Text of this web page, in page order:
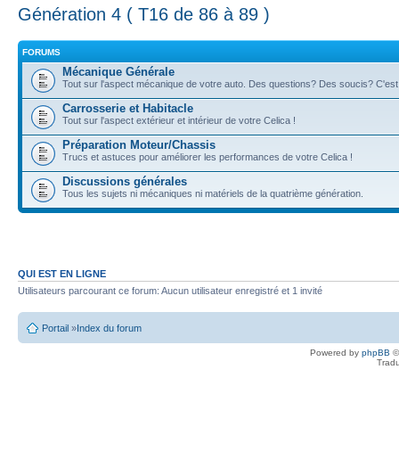
Génération 4 ( T16 de 86 à 89 )
FORUMS
Mécanique Générale
Tout sur l'aspect mécanique de votre auto. Des questions? Des soucis?
Carrosserie et Habitacle
Tout sur l'aspect extérieur et intérieur de votre Celica !
Préparation Moteur/Chassis
Trucs et astuces pour améliorer les performances de votre Celica !
Discussions générales
Tous les sujets ni mécaniques ni matériels de la quatrième génération.
QUI EST EN LIGNE
Utilisateurs parcourant ce forum: Aucun utilisateur enregistré et 1 invité
Portail »Index du forum
Powered by phpBB